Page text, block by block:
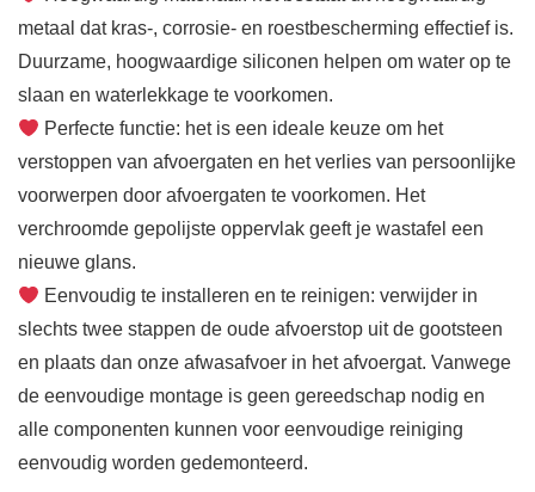
metaal dat kras-, corrosie- en roestbescherming effectief is.
Duurzame, hoogwaardige siliconen helpen om water op te
slaan en waterlekkage te voorkomen.
Perfecte functie: het is een ideale keuze om het
verstoppen van afvoergaten en het verlies van persoonlijke
voorwerpen door afvoergaten te voorkomen. Het
verchroomde gepolijste oppervlak geeft je wastafel een
nieuwe glans.
Eenvoudig te installeren en te reinigen: verwijder in
slechts twee stappen de oude afvoerstop uit de gootsteen
en plaats dan onze afwasafvoer in het afvoergat. Vanwege
de eenvoudige montage is geen gereedschap nodig en
alle componenten kunnen voor eenvoudige reiniging
eenvoudig worden gedemonteerd.